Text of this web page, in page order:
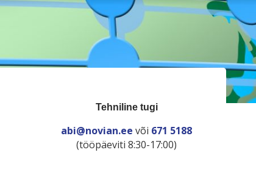
Tehniline tugi
abi@novian.ee või 671 5188
(tööpäeviti 8:30-17:00)